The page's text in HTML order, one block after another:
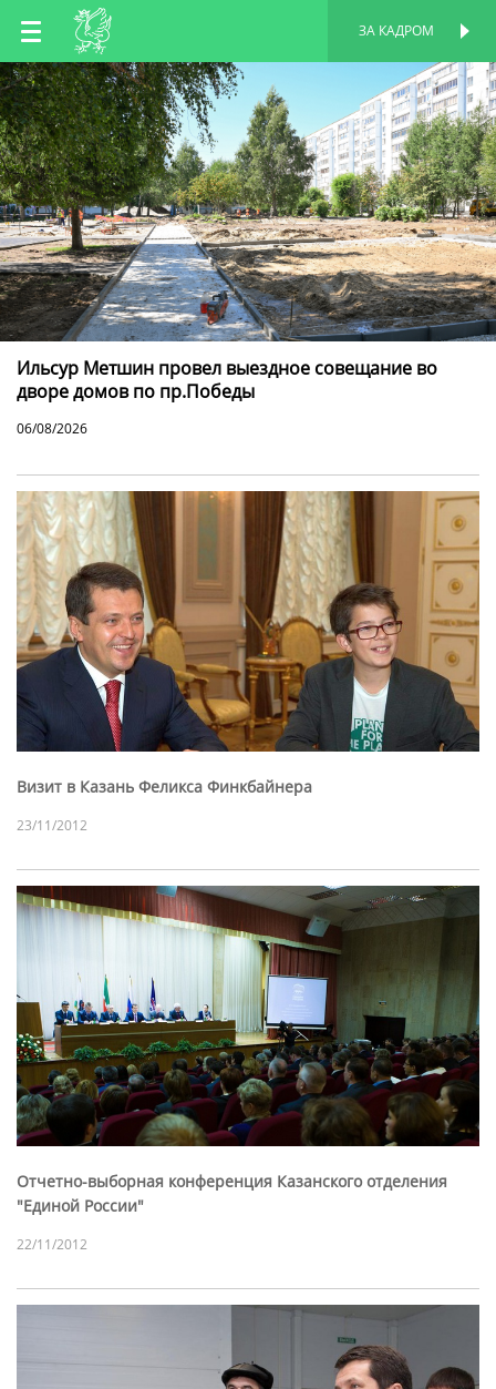
RU
EN
TT
ЗА КАДРОМ
Ильсур Метшин провел выездное совещание во
дворе домов по пр.Победы
06/08/2026
Визит в Казань Феликса Финкбайнера
23/11/2012
Отчетно-выборная конференция Казанского отделения
"Единой России"
22/11/2012
ПЕРСОНАЛЬНАЯ
СТРАНИЦА